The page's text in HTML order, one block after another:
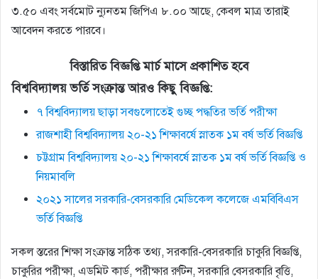
৩.৫০ এবং সর্বমোট ন্যুনতম জিপিএ ৮.০০ আছে, কেবল মাত্র তারাই
আবেদন করতে পারবে।
বিস্তারিত বিজ্ঞপ্তি মার্চ মাসে প্রকাশিত হবে
বিশ্ববিদ্যালয় ভর্তি সংক্রান্ত আরও কিছু বিজ্ঞপ্তি:
৭ বিশ্ববিদ্যালয় ছাড়া সবগুলোতেই গুচ্ছ পদ্ধতির ভর্তি পরীক্ষা
রাজশাহী বিশ্ববিদ্যালয় ২০-২১ শিক্ষাবর্ষে স্নাতক ১ম বর্ষ ভর্তি বিজ্ঞপ্তি
চট্টগ্রাম বিশ্ববিদ্যালয় ২০-২১ শিক্ষাবর্ষে স্নাতক ১ম বর্ষ ভর্তি বিজ্ঞপ্তি ও
নিয়মাবলি
২০২১ সালের সরকারি-বেসরকারি মেডিকেল কলেজে এমবিবিএস
ভর্তি বিজ্ঞপ্তি
সকল স্তরের শিক্ষা সংক্রান্ত সঠিক তথ্য, সরকারি-বেসরকারি চাকুরি বিজ্ঞপ্তি,
চাকুরির পরীক্ষা, এডমিট কার্ড, পরীক্ষার রুটিন, সরকারি বেসরকারি বৃত্তি,